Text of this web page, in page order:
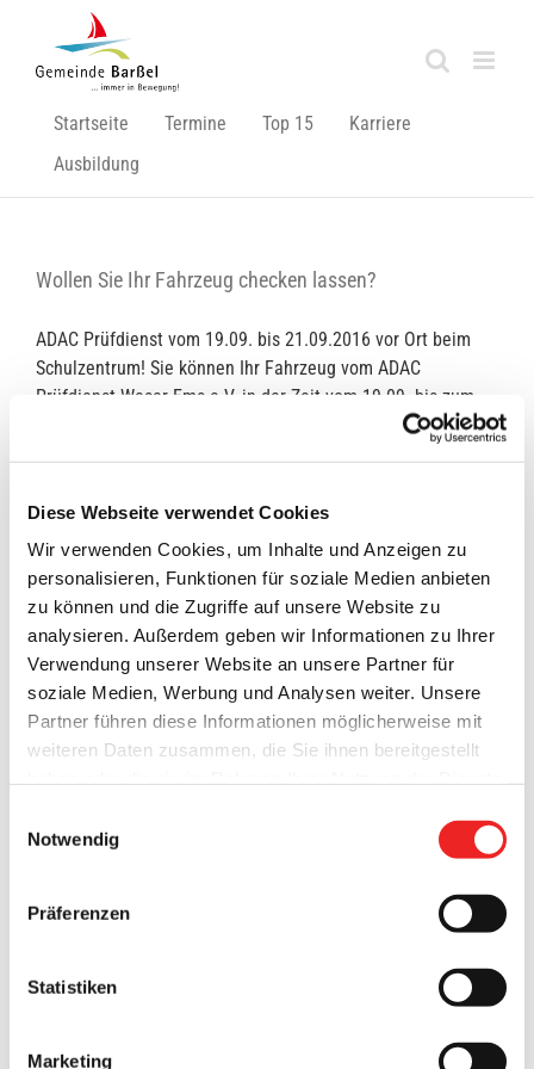
Diese Webseite verwendet Cookies
Wir verwenden Cookies, um Inhalte und Anzeigen zu
personalisieren, Funktionen für soziale Medien anbieten
zu können und die Zugriffe auf unsere Website zu
analysieren. Außerdem geben wir Informationen zu Ihrer
Verwendung unserer Website an unsere Partner für
soziale Medien, Werbung und Analysen weiter. Unsere
Partner führen diese Informationen möglicherweise mit
weiteren Daten zusammen, die Sie ihnen bereitgestellt
werden auch bei der Auswahl von
gesetzt.
Notwendig
Präferenzen
Statistiken
Marketing
springen
Startseite Termine Top 15
Karriere
Ausbildung
Wollen Sie Ihr Fahrzeug checken lassen?
ADAC Prüfdienst vom 19.09. bis 21.09.2016 vor Ort beim
Schulzentrum! Sie können Ihr Fahrzeug vom ADAC
Prüfdienst Weser-Ems e.V. in der Zeit vom 19.09. bis zum
21.09.2016 überprüfen lassen. Getestet werden vor Ort
15. September 2016
Freizeittipp fürs Wochenende!
Tolle Aktion im Moor- und Fehnmuseum! Fledermausabend!
Am Freitag, dem 09.09.2016, gibt es beim Moor- und
Veranstalter ist die NABU-Ortsgruppe Elisabethfehn. Bei
geheimnisvolle Tiere, die „mit den Ohren sehen und mit den
Händen fliegen“ können. Treffpunkt ist der
Oldenburger [...]